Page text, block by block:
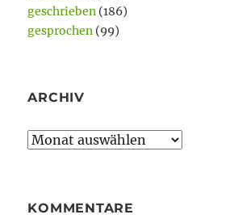
geschrieben (186)
gesprochen (99)
ARCHIV
Archiv
KOMMENTARE